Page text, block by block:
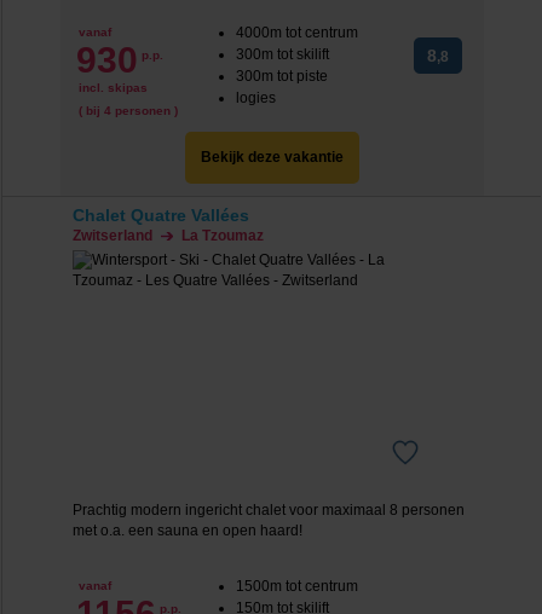
vanaf
930 p.p.
incl. skipas
( bij 4 personen )
4000m tot centrum
300m tot skilift
300m tot piste
logies
8,8
Bekijk deze vakantie
Chalet Quatre Vallées
Zwitserland La Tzoumaz
Prachtig modern ingericht chalet voor maximaal 8 personen
met o.a. een sauna en open haard!
vanaf
p.p.
1500m tot centrum
150m tot skilift